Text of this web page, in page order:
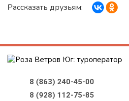
Рассказать друзьям:
8 (863) 240-45-00
8 (928) 112-75-85